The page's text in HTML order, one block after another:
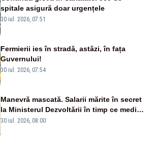
spitale asigură doar urgențele
30 iul. 2026, 07:51
Fermierii ies în stradă, astăzi, în fața
Guvernului!
30 iul. 2026, 07:54
Manevră mascată. Salarii mărite în secret
la Ministerul Dezvoltării în timp ce medicii
ies în stradă
30 iul. 2026, 08:00